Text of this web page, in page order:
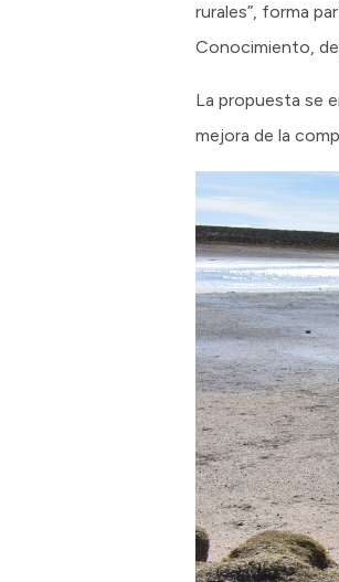
rurales”, forma
Conocimiento,
La propuesta se
mejora de la